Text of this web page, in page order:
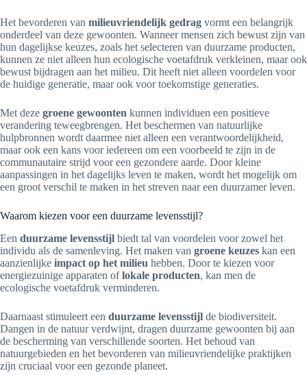
Het bevorderen van milieuvriendelijk gedrag vormt een belangrijk
onderdeel van deze gewoonten. Wanneer mensen zich bewust zijn van
hun dagelijkse keuzes, zoals het selecteren van duurzame producten,
kunnen ze niet alleen hun ecologische voetafdruk verkleinen, maar ook
bewust bijdragen aan het milieu. Dit heeft niet alleen voordelen voor
de huidige generatie, maar ook voor toekomstige generaties.
Met deze groene gewoonten kunnen individuen een positieve
verandering teweegbrengen. Het beschermen van natuurlijke
hulpbronnen wordt daarmee niet alleen een verantwoordelijkheid,
maar ook een kans voor iedereen om een voorbeeld te zijn in de
communautaire strijd voor een gezondere aarde. Door kleine
aanpassingen in het dagelijks leven te maken, wordt het mogelijk om
een groot verschil te maken in het streven naar een duurzamer leven.
Waarom kiezen voor een duurzame levensstijl?
Een duurzame levensstijl biedt tal van voordelen voor zowel het
individu als de samenleving. Het maken van groene keuzes kan een
aanzienlijke impact op het milieu hebben. Door te kiezen voor
energiezuinige apparaten oflokale producten, kan men de
ecologische voetafdruk verminderen.
Daarnaast stimuleert een duurzame levensstijl de biodiversiteit.
Dangen in de natuur verdwijnt, dragen duurzame gewoonten bij aan
de bescherming van verschillende soorten. Het behoud van
natuurgebieden en het bevorderen van milieuvriendelijke praktijken
zijn cruciaal voor een gezonde planeet.